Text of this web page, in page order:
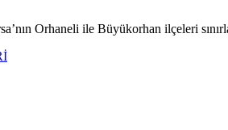
Orhaneli ile Büyükorhan ilçeleri